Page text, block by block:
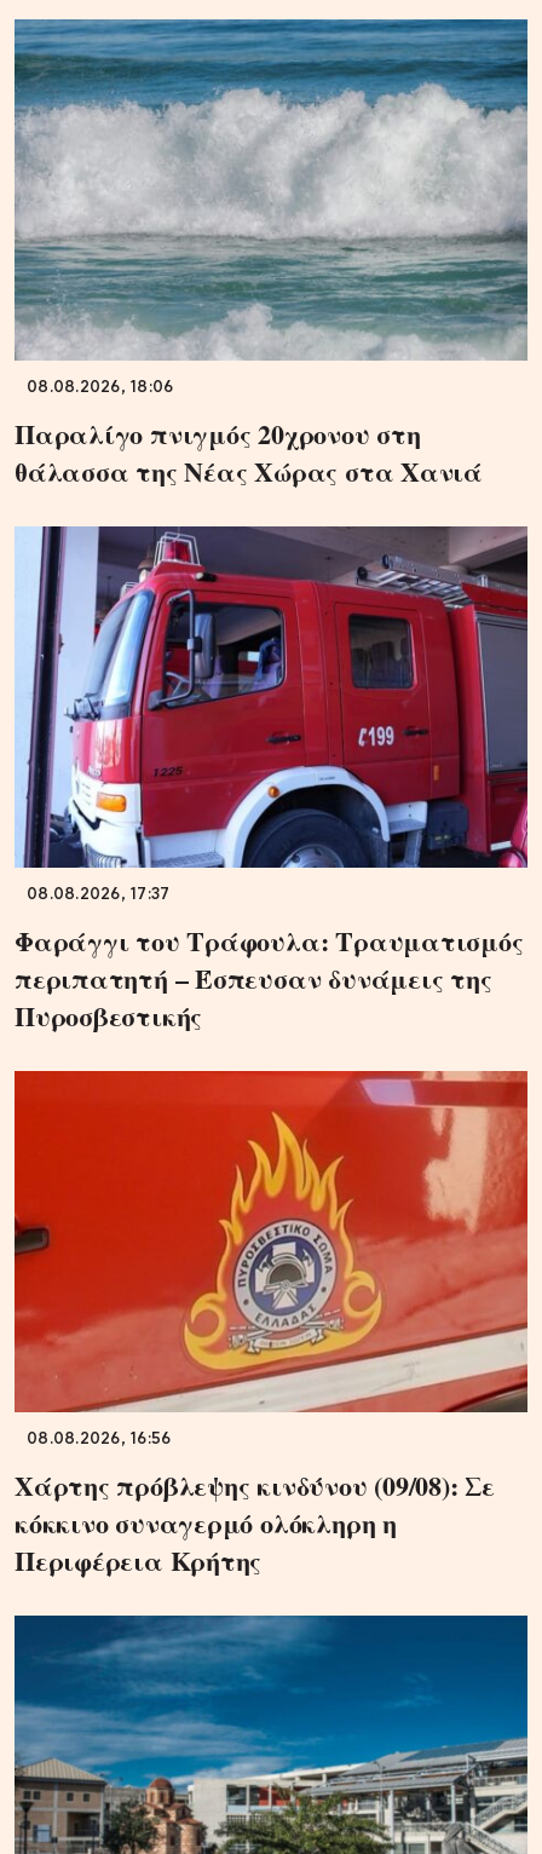
08.08.2026, 18:06
Παραλίγο πνιγμός 20χρονου στη
θάλασσα της Νέας Χώρας στα Χανιά
08.08.2026, 17:37
Φαράγγι του Τράφουλα: Τραυματισμός
περιπατητή – Έσπευσαν δυνάμεις της
Πυροσβεστικής
08.08.2026, 16:56
Χάρτης πρόβλεψης κινδύνου (09/08): Σε
κόκκινο συναγερμό ολόκληρη η
Περιφέρεια Κρήτης